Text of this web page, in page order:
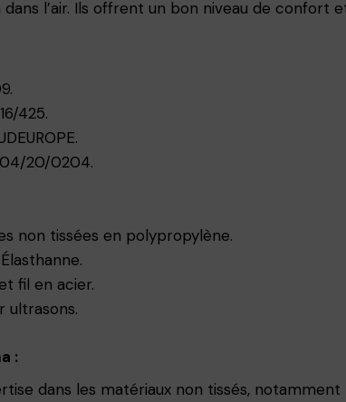
l’air. Ils offrent un bon niveau de
425.
20/0204.
non tissées en polypropylène.
fil en acier.
ultrasons.
:
dans les matériaux non tissés,